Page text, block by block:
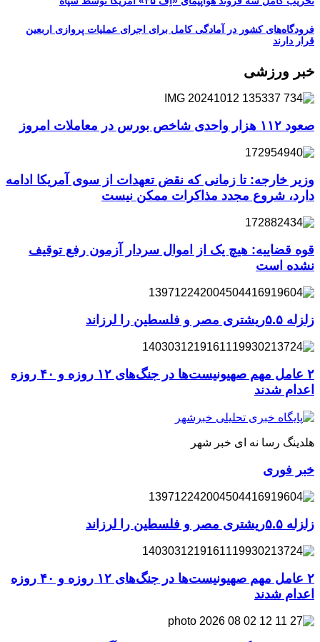
فرودگاه‌های کشور در آمادگی کامل برای اجرای عملیات پروازی اربعین
قرار دارند
خبر ورزشی
صعود ۱۱۲ هزار واحدی شاخص بورس در معاملات امروز
وزیر خارجه: تا زمانی که نقض تعهدات از سوی آمریکا ادامه
دارد، شروع مجدد مذاکرات ممکن نیست
قوه قضاییه: هیچ یک از اموال سردار آزمون رفع توقیف
نشده است
زلزله ۵.۵ریشتری مصر و فلسطین را لرزاند
۲ عامل مهم صهیونیست‌ها در جنگ‌های ۱۲ روزه و ۴۰ روزه
اعدام شدند
هلدینگ رسا نه ای خبر شهر
خبر فوری
زلزله ۵.۵ریشتری مصر و فلسطین را لرزاند
۲ عامل مهم صهیونیست‌ها در جنگ‌های ۱۲ روزه و ۴۰ روزه
اعدام شدند